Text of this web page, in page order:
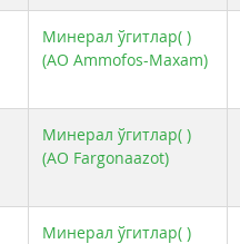
Минерал ўгитлар( )
(АО Ammofos-Maxam)
Минерал ўгитлар( )
(АО Fargonaazot)
Минерал ўгитлар( )